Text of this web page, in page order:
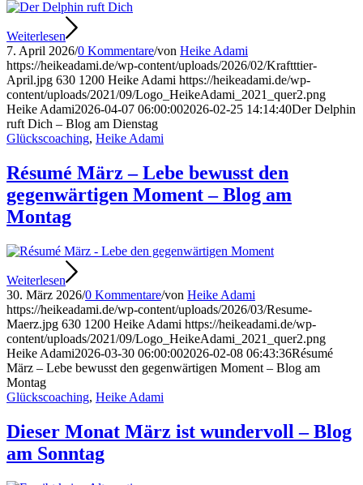
Weiterlesen
7. April 2026/0 Kommentare/von Heike Adami
https://heikeadami.de/wp-content/uploads/2026/02/Kraftttier-
April.jpg 630 1200 Heike Adami https://heikeadami.de/wp-
content/uploads/2021/09/Logo_HeikeAdami_2021_quer2.png
Heike Adami2026-04-07 06:00:002026-02-25 14:14:40Der Delphin
ruft Dich – Blog am Dienstag
Glückscoaching, Heike Adami
Résumé März – Lebe bewusst den
gegenwärtigen Moment – Blog am
Montag
Weiterlesen
30. März 2026/0 Kommentare/von Heike Adami
https://heikeadami.de/wp-content/uploads/2026/03/Resume-
Maerz.jpg 630 1200 Heike Adami https://heikeadami.de/wp-
content/uploads/2021/09/Logo_HeikeAdami_2021_quer2.png
Heike Adami2026-03-30 06:00:002026-02-08 06:43:36Résumé
März – Lebe bewusst den gegenwärtigen Moment – Blog am
Montag
Glückscoaching, Heike Adami
Dieser Monat März ist wundervoll – Blog
am Sonntag